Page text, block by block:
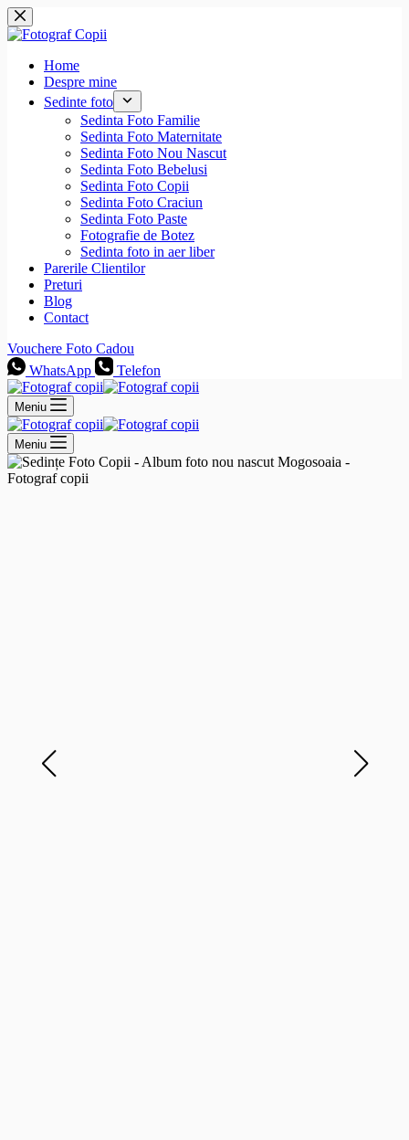
Sari
la
conținut
Home
Despre mine
Sedinte foto
Sedinta Foto Familie
Sedinta Foto Maternitate
Sedinta Foto Nou Nascut
Sedinta Foto Bebelusi
Sedinta Foto Copii
Sedinta Foto Craciun
Sedinta Foto Paste
Fotografie de Botez
Sedinta foto in aer liber
Parerile Clientilor
Preturi
Blog
Contact
Vouchere Foto Cadou
WhatsApp
Telefon
Meniu
Meniu